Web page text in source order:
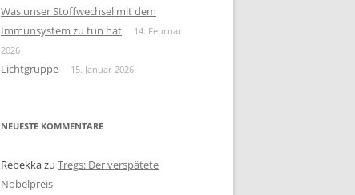
Was unser Stoffwechsel mit dem
Immunsystem zu tun hat
14. Februar
2026
Lichtgruppe 15. Januar 2026
NEUESTE KOMMENTARE
Rebekkazu Tregs: Der verspätete
Nobelpreis